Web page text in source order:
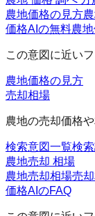
農地価格の見方
価格AIの無料農
この意図に近い
農地価格の見方
売却相場
農地の売却価格
検索意図一覧検
農地売却 相場
農地売却相場売
価格AIのFAQ